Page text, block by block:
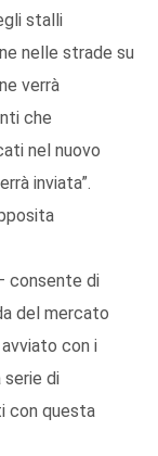
stalli
nelle strade su
verrà
che
nel nuovo
inviata”.
consente di
del mercato
con i
serie di
con questa